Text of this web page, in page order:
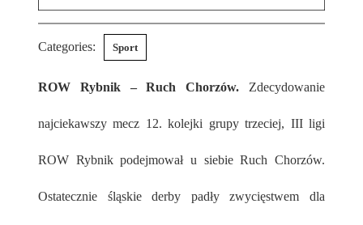
Categories: Sport
ROW Rybnik – Ruch Chorzów. Zdecydowanie
najciekawszy mecz 12. kolejki grupy trzeciej, III ligi
ROW Rybnik podejmował u siebie Ruch Chorzów.
Ostatecznie śląskie derby padły zwycięstwem dla